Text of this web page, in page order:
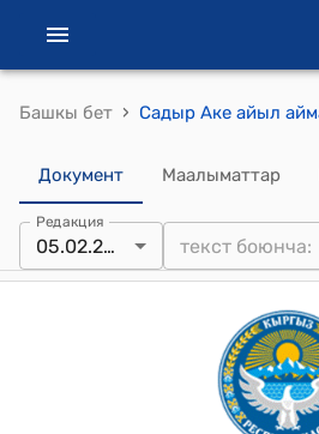
Башкы бет ›
Документ Маалыматтар
Редакция
05.02.2025